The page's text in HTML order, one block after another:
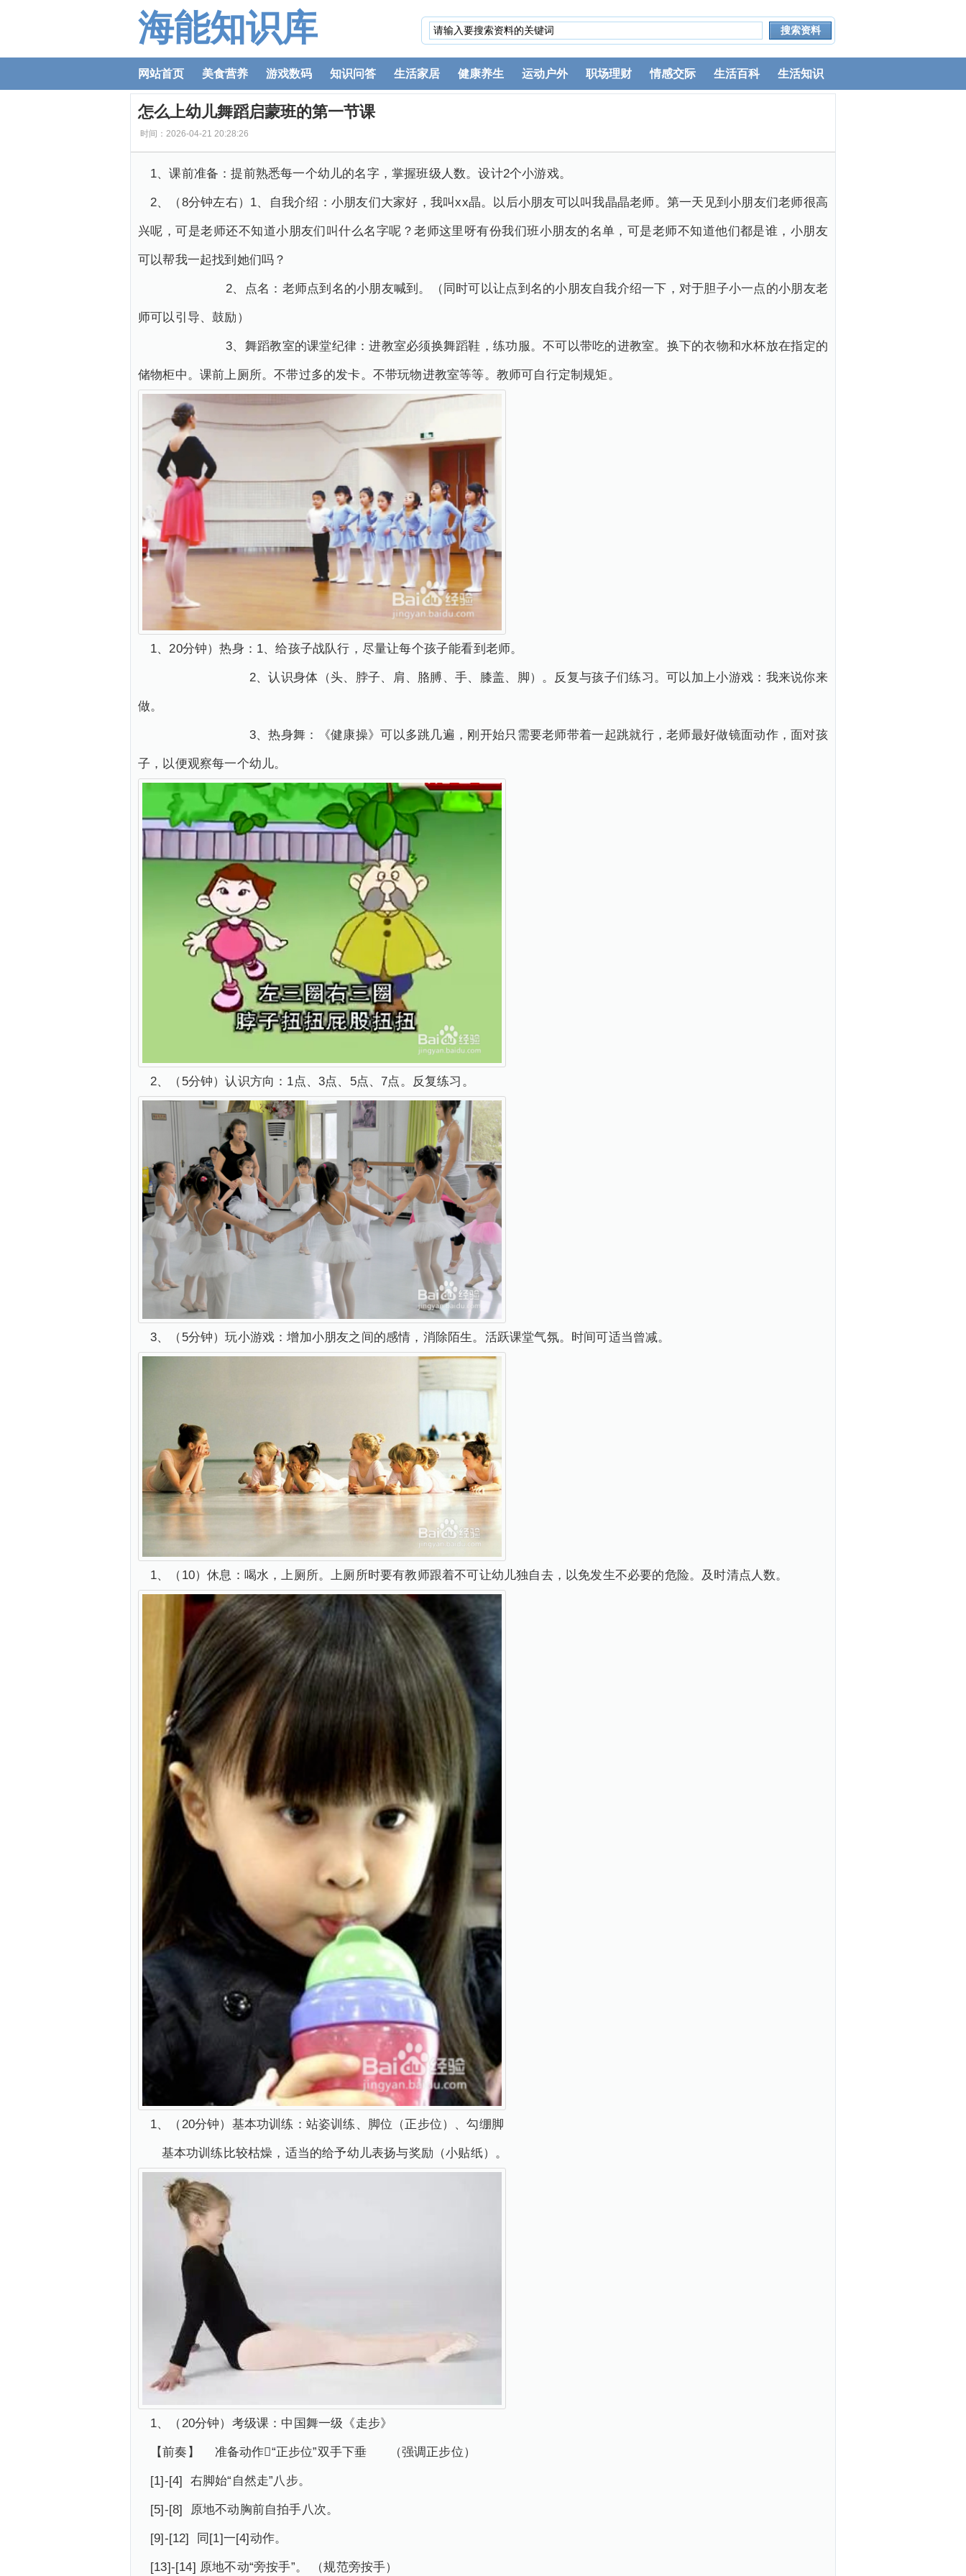
海能知识库
网站首页 美食营养 游戏数码 知识问答 生活家居 健康养生 运动户外 职场理财 情感交际 生活百科 生活知识
怎么上幼儿舞蹈启蒙班的第一节课
时间：2026-04-21 20:28:26
1、课前准备：提前熟悉每一个幼儿的名字，掌握班级人数。设计2个小游戏。
2、（8分钟左右）1、自我介绍：小朋友们大家好，我叫xx晶。以后小朋友可以叫我晶晶老师。第一天见到小朋友们老师很高
兴呢，可是老师还不知道小朋友们叫什么名字呢？老师这里呀有份我们班小朋友的名单，可是老师不知道他们都是谁，小朋友
可以帮我一起找到她们吗？
2、点名：老师点到名的小朋友喊到。（同时可以让点到名的小朋友自我介绍一下，对于胆子小一点的小朋友老
师可以引导、鼓励）
3、舞蹈教室的课堂纪律：进教室必须换舞蹈鞋，练功服。不可以带吃的进教室。换下的衣物和水杯放在指定的
储物柜中。课前上厕所。不带过多的发卡。不带玩物进教室等等。教师可自行定制规矩。
1、20分钟）热身：1、给孩子战队行，尽量让每个孩子能看到老师。
2、认识身体（头、脖子、肩、胳膊、手、膝盖、脚）。反复与孩子们练习。可以加上小游戏：我来说你来
做。
3、热身舞：《健康操》可以多跳几遍，刚开始只需要老师带着一起跳就行，老师最好做镜面动作，面对孩
子，以便观察每一个幼儿。
2、（5分钟）认识方向：1点、3点、5点、7点。反复练习。
3、（5分钟）玩小游戏：增加小朋友之间的感情，消除陌生。活跃课堂气氛。时间可适当曾减。
1、（10）休息：喝水，上厕所。上厕所时要有教师跟着不可让幼儿独自去，以免发生不必要的危险。及时清点人数。
1、（20分钟）基本功训练：站姿训练、脚位（正步位）、勾绷脚
基本功训练比较枯燥，适当的给予幼儿表扬与奖励（小贴纸）。
1、（20分钟）考级课：中国舞一级《走步》
【前奏】 准备动作“正步位”双手下垂 （强调正步位）
[1]-[4] 右脚始“自然走”八步。
[5]-[8] 原地不动胸前自拍手八次。
[9]-[12] 同[1]一[4]动作。
[13]-[14] 原地不动“旁按手”。 （规范旁按手）